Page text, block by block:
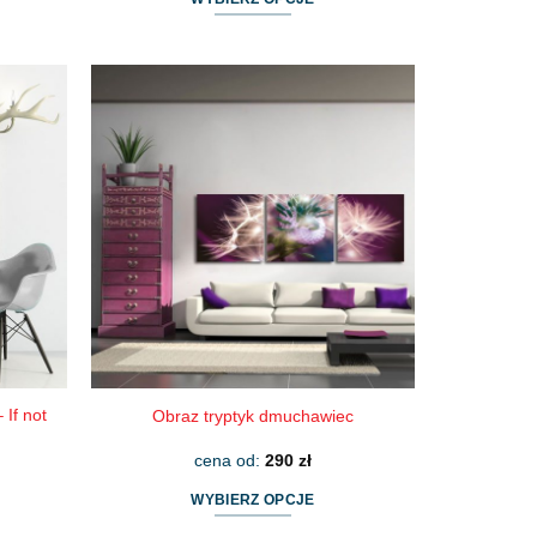
wiele
można
wybrać
na
produktu
If not
Obraz tryptyk dmuchawiec
cena od: 290 zł
WYBIERZ OPCJE